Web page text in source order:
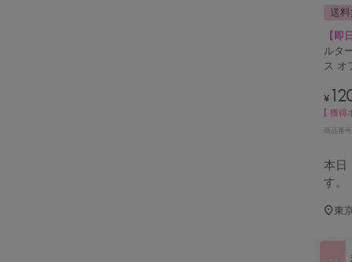
送
【即
ルタ
ス オ
¥
【 獲
商品番号
本日
す。
東